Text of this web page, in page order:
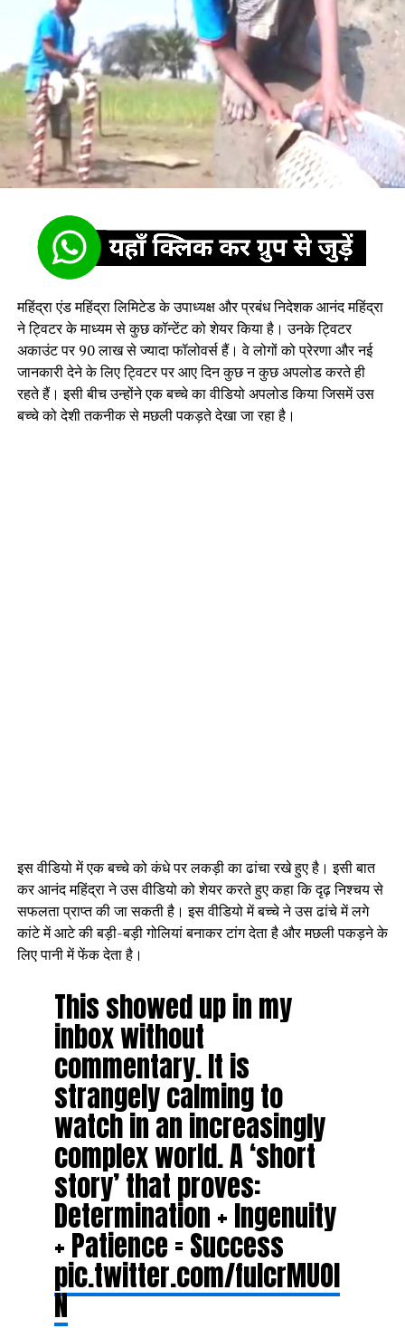
महिंद्रा एंड महिंद्रा लिमिटेड के उपाध्यक्ष और प्रबंध निदेशक आनंद महिंद्रा
ने ट्विटर के माध्यम से कुछ कॉन्टेंट को शेयर किया है। उनके ट्विटर
अकाउंट पर 90 लाख से ज्यादा फॉलोवर्स हैं। वे लोगों को प्रेरणा और नई
जानकारी देने के लिए ट्विटर पर आए दिन कुछ न कुछ अपलोड करते ही
रहते हैं। इसी बीच उन्होंने एक बच्चे का वीडियो अपलोड किया जिसमें उस
बच्चे को देशी तकनीक से मछली पकड़ते देखा जा रहा है।
इस वीडियो में एक बच्चे को कंधे पर लकड़ी का ढांचा रखे हुए है। इसी बात
कर आनंद महिंद्रा ने उस वीडियो को शेयर करते हुए कहा कि दृढ़ निश्चय से
सफलता प्राप्त की जा सकती है। इस वीडियो में बच्चे ने उस ढांचे में लगे
कांटे में आटे की बड़ी-बड़ी गोलियां बनाकर टांग देता है और मछली पकड़ने के
लिए पानी में फेंक देता है।
This showed up in my
inbox without
commentary. It is
strangely calming to
watch in an increasingly
complex world. A ‘short
story’ that proves:
Determination + Ingenuity
+ Patience = Success
pic.twitter.com/fuIcrMUOI
N